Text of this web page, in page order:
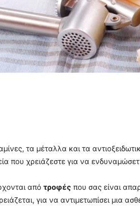
τα μέταλλα και τα
που χρειάζεστε για να
από τροφές που σας είναι
για να αντιμετωπίσει μια